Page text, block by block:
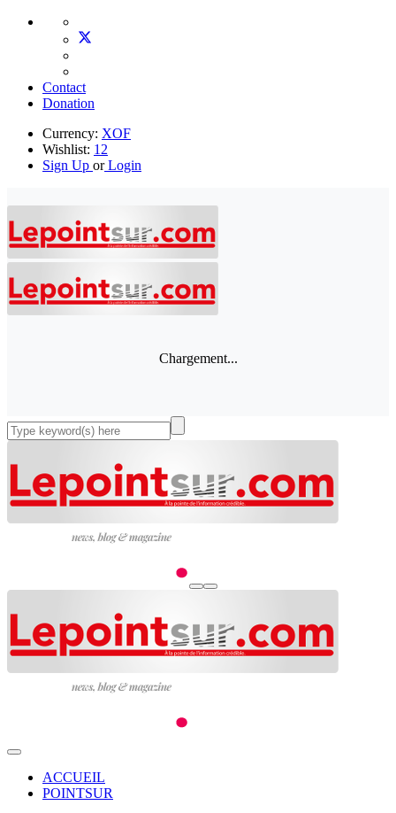
Contact
Donation
Currency: XOF
Wishlist: 12
Sign Up orLogin
Chargement...
ACCUEIL
POINTSUR